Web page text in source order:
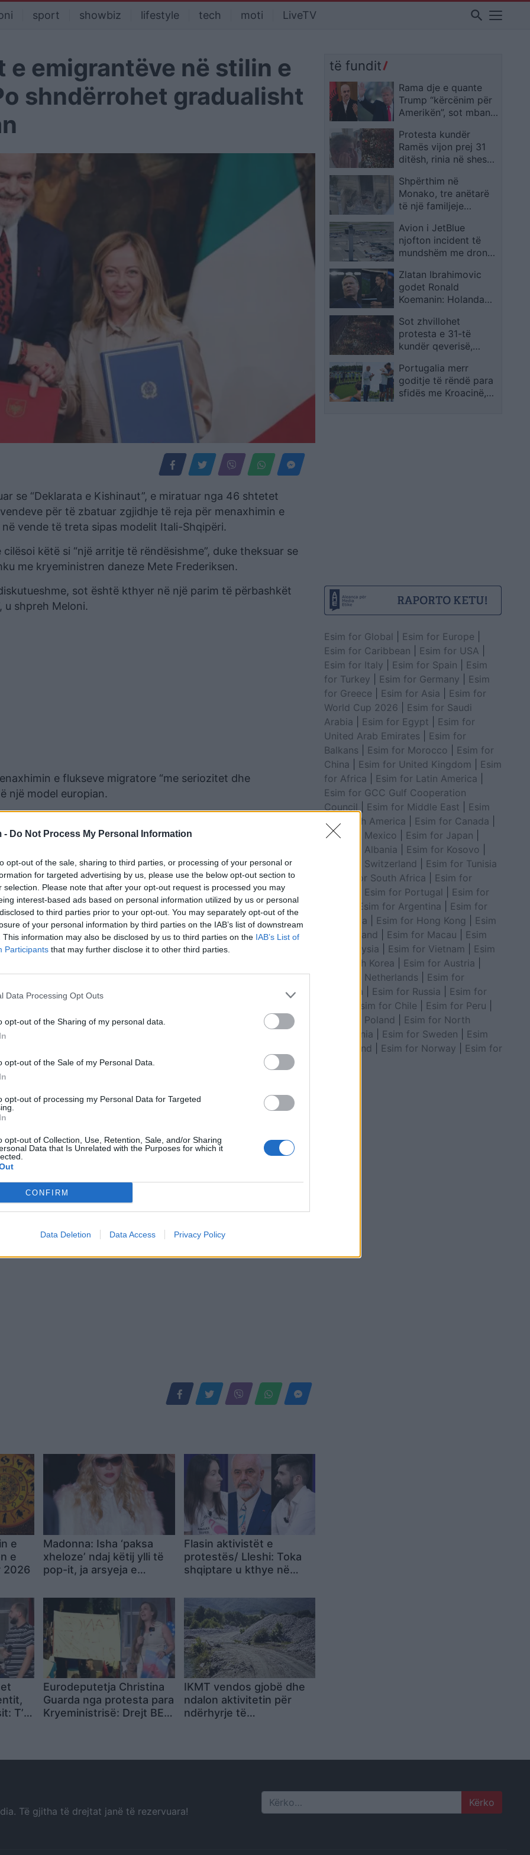
- Do Not Process My Personal Information
opt-out of the sale, sharing to third parties, or processing of your personal or
for targeted advertising by us, please use the below opt-out section to
selection. Please note that after your opt-out request is processed you may
interest-based ads based on personal information utilized by us or personal
to third parties prior to your opt-out. You may separately opt-out of the
of your personal information by third parties on the IAB’s list of downstream
This information may also be disclosed by us to third parties on the IAB’s List of
Participants that may further disclose it to other third parties.
Data Processing Opt Outs
opt-out of the Sharing of my personal data.
opt-out of the Sale of my Personal Data.
opt-out of processing my Personal Data for Targeted
opt-out of Collection, Use, Retention, Sale, and/or Sharing
Data that Is Unrelated with the Purposes for which it
CONFIRM
Data Deletion Data Access Privacy Policy
sport showbiz lifestyle tech moti LiveTV search
e emigrantëve në stilin e
shndërrohet gradualisht
se “Deklarata e Kishinaut”, e miratuar nga 46 shtetet
për të zbatuar zgjidhje të reja për menaxhimin e
vende të treta sipas modelit Itali-Shqipëri.
këtë si “një arritje të rëndësishme”, duke theksuar se
me kryeministren daneze Mete Frederiksen.
sot është kthyer në një parim të përbashkët
u shpreh Meloni.
e flukseve migratore “me seriozitet dhe
një model europian.
mes Italisë dhe Shqipërisë për ngritjen e qendrave të
në qendër të debatit politik dhe institucional në Europë.
Marrëveshja me Shqipërinë
shembull për Europën
Deputetët e Partisë Demokratike italiane
vizitë në Gjadër ku do ngrihet qendra e
e
e
2026
Madonna: Isha ‘paksa
xheloze’ ndaj këtij ylli të
pop-it, ja arsyeja e
Flasin aktivistët e
protestës/ Lleshi: Toka
shqiptare u kthye në
na trajton si njerëz me
bisht
T’u
Eurodeputetja Christina
Guarda nga protesta para
Kryeministrisë: Drejt BE-
IKMT vendos gjobë dhe
ndalon aktivitetin për
ndërhyrje të
të fundit
Rama dje e quante
Trump “kërcënim për
Amerikën”, sot mban
protestave 31-ditore
Protesta kundër
Ramës vijon prej 31
ditësh, rinia në shesh
shpërthen në lot teksa
i mbështet
Shpërthim në
Monako, tre anëtarë
të një familjeje
plagosur; autoritetet
verifikojnë pistën
terroriste
Avion i JetBlue
njofton incident të
mundshëm me dron
në JFK
Zlatan Ibrahimovic
godet Ronald
Koemanin: Holanda
identitetin e saj
Sot zhvillohet
protesta e 31-të
kundër qeverisë,
largimin e
panegociueshëm të
Edi Ramës
Portugalia merr
goditje të rëndë para
sfidës me Kroacinë,
Esim for Global Esim for Europe
Esim for Caribbean
Esim for USA
Esim for Italy
Esim for Spain
Esim
for Turkey
Esim for Germany
Esim
for Greece
Esim for Asia
Esim for
World Cup 2026
Esim for Saudi
Arabia
Esim for Egypt
Esim for
United Arab Emirates
Esim for
Balkans
Esim for Morocco
Esim for
China
Esim for United Kingdom
Esim
for Africa
Esim for Latin America
Esim for GCC Gulf Cooperation
Council
Esim for Middle East
Esim
for South America
Esim for Canada
Esim for Mexico
Esim for Japan
Esim for Albania
Esim for Kosovo
Esim for Switzerland
Esim for Tunisia
Esim for South Africa
Esim for
Esim for Portugal
Esim for
Esim for Argentina
Esim for
Colombia
Esim for Hong Kong
Esim
for Thailand
Esim for Macau
Esim
for Malaysia
Esim for Vietnam
Esim
for South Korea
Esim for Austria
Esim for Netherlands
Esim for
Australia
Esim for Russia
Esim for
Esim for Chile Esim for Peru
Esim for Poland
Esim for North
Macedonia
Esim for Sweden
Esim
for Finland
Esim for Norway
Esim for
Të gjitha të drejtat janë të rezervuara! Search